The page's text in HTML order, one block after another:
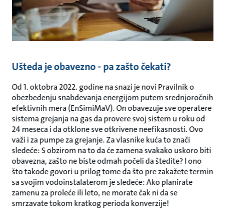
Ušteda je obavezno - pa zašto čekati?
Od 1. oktobra 2022. godine na snazi je novi Pravilnik o
obezbeđenju snabdevanja energijom putem srednjoročnih
efektivnih mera (EnSimiMaV). On obavezuje sve operatere
sistema grejanja na gas da provere svoj sistem u roku od
24 meseca i da otklone sve otkrivene neefikasnosti. Ovo
važi i za pumpe za grejanje. Za vlasnike kuća to znači
sledeće: S obzirom na to da će zamena svakako uskoro biti
obavezna, zašto ne biste odmah počeli da štedite? I ono
što takođe govori u prilog tome da što pre zakažete termin
sa svojim vodoinstalaterom je sledeće: Ako planirate
zamenu za proleće ili leto, ne morate čak ni da se
smrzavate tokom kratkog perioda konverzije!